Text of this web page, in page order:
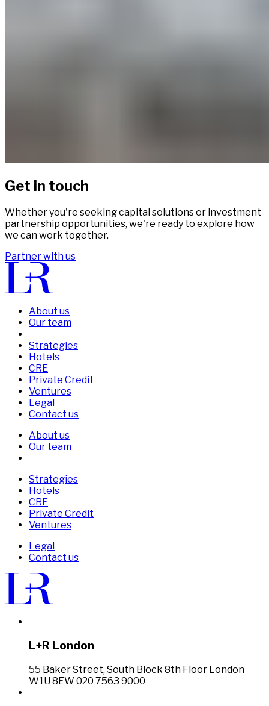
Get in touch
Whether you're seeking capital solutions or investment
partnership opportunities, we're ready to explore how
we can work together.
Partner with us
About us
Our team
Strategies
Hotels
CRE
Private Credit
Ventures
Legal
Contact us
About us
Our team
Strategies
Hotels
CRE
Private Credit
Ventures
Legal
Contact us
L+R London
55 Baker Street, South Block 8th Floor London
W1U 8EW 020 7563 9000